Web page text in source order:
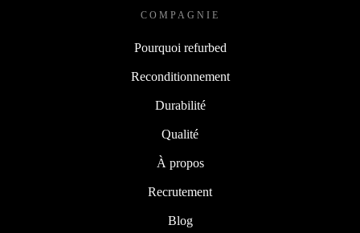
COMPAGNIE
Pourquoi refurbed
Reconditionnement
Durabilité
Qualité
À propos
Recrutement
Blog